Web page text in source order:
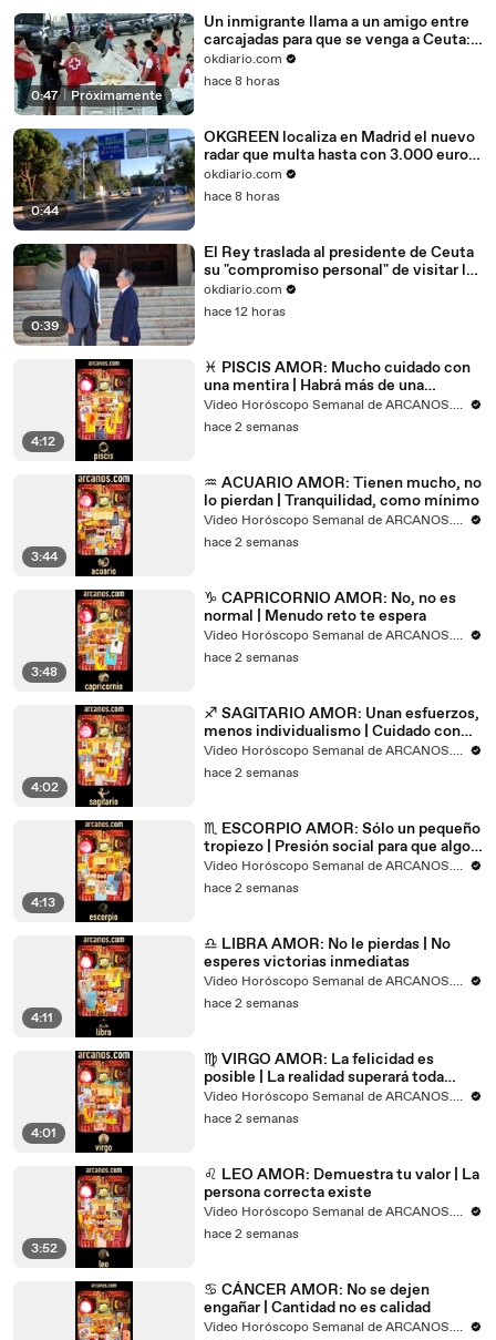
0:47 Próximamente
Un inmigrante llama a un amigo entre
carcajadas para que se venga a Ceuta:
"Se descojona de nosotros"
okdiario.com
hace 8 horas
0:44
OKGREEN localiza en Madrid el nuevo
radar que multa hasta con 3.000 euros
a los coches más contaminantes
okdiario.com
hace 8 horas
0:39
El Rey traslada al presidente de Ceuta
su "compromiso personal" de visitar la
ciudad
okdiario.com
hace 12 horas
4:12
♓ PISCIS AMOR: Mucho cuidado con
una mentira | Habrá más de una
persona
Video Horóscopo Semanal de ARCANOS.COM
hace 2 semanas
3:44
♒ ACUARIO AMOR: Tienen mucho, no
lo pierdan | Tranquilidad, como mínimo
Video Horóscopo Semanal de ARCANOS.COM
hace 2 semanas
3:48
♑ CAPRICORNIO AMOR: No, no es
normal | Menudo reto te espera
Video Horóscopo Semanal de ARCANOS.COM
hace 2 semanas
4:02
♐ SAGITARIO AMOR: Unan esfuerzos,
menos individualismo | Cuidado con
alguien de su pasado
Video Horóscopo Semanal de ARCANOS.COM
hace 2 semanas
4:13
♏ ESCORPIO AMOR: Sólo un pequeño
tropiezo | Presión social para que algo
ocurra
Video Horóscopo Semanal de ARCANOS.COM
hace 2 semanas
4:11
♎ LIBRA AMOR: No le pierdas | No
esperes victorias inmediatas
Video Horóscopo Semanal de ARCANOS.COM
hace 2 semanas
4:01
♍ VIRGO AMOR: La felicidad es
posible | La realidad superará toda
fantasía
Video Horóscopo Semanal de ARCANOS.COM
hace 2 semanas
3:52
♌ LEO AMOR: Demuestra tu valor | La
persona correcta existe
Video Horóscopo Semanal de ARCANOS.COM
hace 2 semanas
♋ CÁNCER AMOR: No se dejen
engañar | Cantidad no es calidad
Video Horóscopo Semanal de ARCANOS.COM